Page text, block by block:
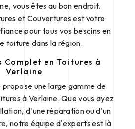
vous êtes au bon endroit.
et Couvertures est votre
pour tous vos besoins en
toiture dans la région.
Complet en Toitures à
Verlaine
une large gamme de
à Verlaine. Que vous ayez
d'une réparation ou d'un
notre équipe d'experts est là